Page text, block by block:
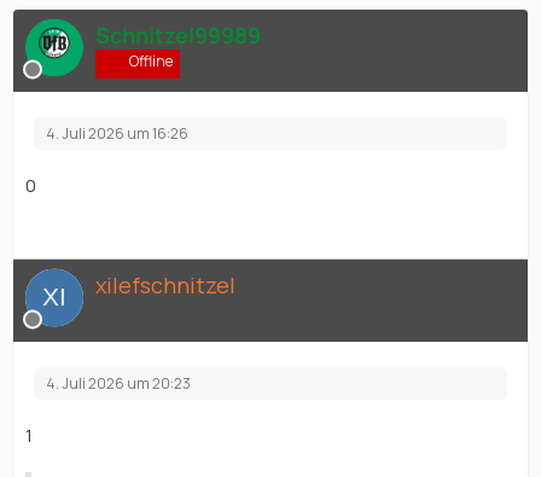
Schnitzel99989
Offline
4. Juli 2026 um 16:26
0
xilefschnitzel
4. Juli 2026 um 20:23
1